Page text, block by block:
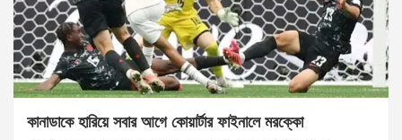
কানাডাকে হারিয়ে সবার আগে কোয়ার্টার ফাইনালে মরক্কো